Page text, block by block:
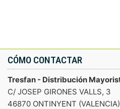
CÓMO CONTACTAR
Tresfan - Distribución
C/ JOSEP GIRONES VALLS, 3
46870 ONTINYENT (VALENCIA)